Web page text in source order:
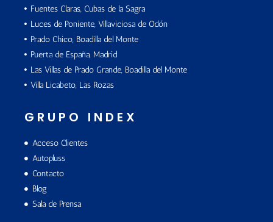
Fuentes Claras, Cubas de la Sagra
Luces de Poniente, Villaviciosa de Odón
Prado Chico, Boadilla del Monte
Puerta de España, Madrid
Las Villas de Prado Grande, Boadilla del Monte
Villa Licabeto, Las Rozas
GRUPO INDEX
Acceso Clientes
Autopluss
Contacto
Blog
Sala de Prensa